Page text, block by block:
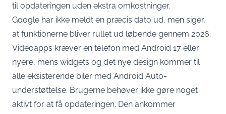
til opdateringen uden ekstra omkostninger.
Google har ikke meldt en præcis dato ud, men siger,
at funktionerne bliver rullet ud løbende gennem 2026.
Videoapps kræver en telefon med Android 17 eller
nyere, mens widgets og det nye design kommer til
alle eksisterende biler med Android Auto-
understøttelse. Brugerne behøver ikke gøre noget
aktivt for at få opdateringen. Den ankommer